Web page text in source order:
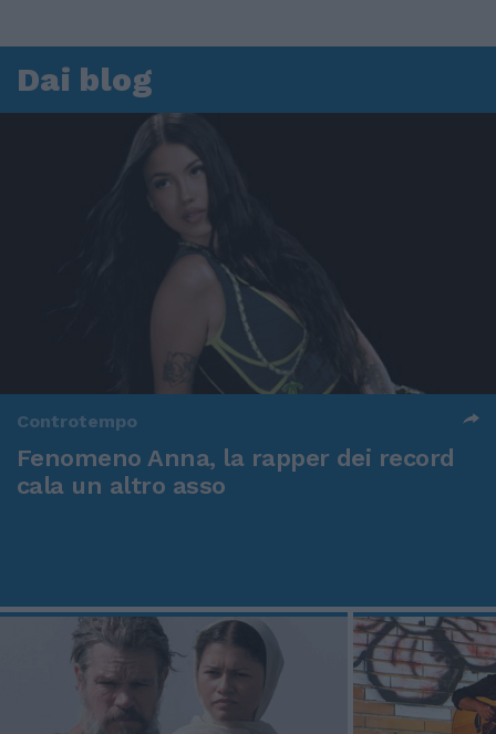
Dai blog
Controtempo
Fenomeno Anna, la rapper dei record
cala un altro asso